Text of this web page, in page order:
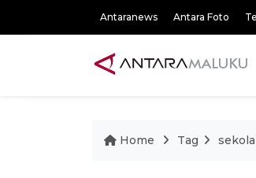
Antaranews Antara Foto
Home Tag